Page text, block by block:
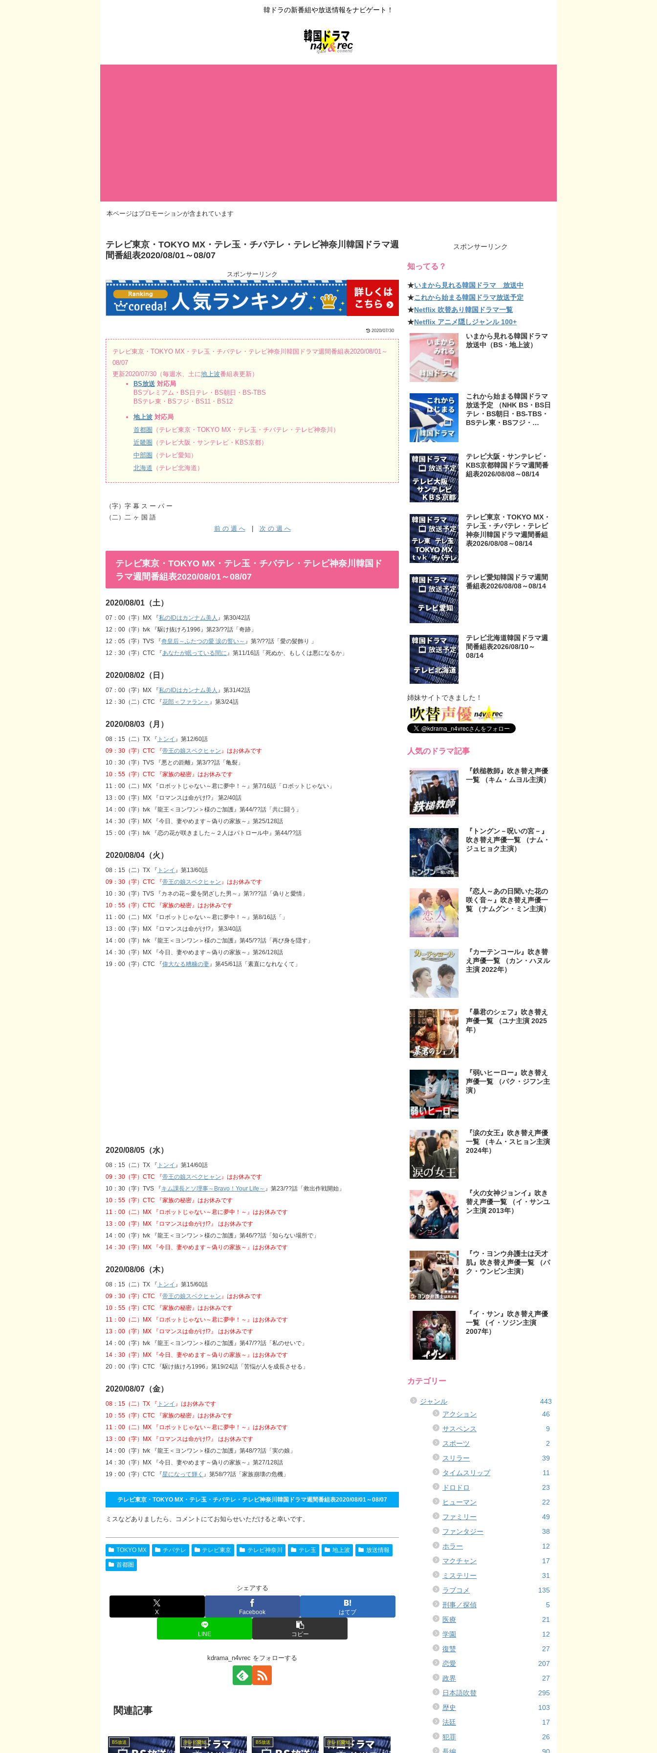
韓ドラの新番組や放送情報をナビゲート！
本ページはプロモーションが含まれています
テレビ東京・TOKYO MX・テレ玉・チバテレ・テレビ神奈川韓国ドラマ週
間番組表2020/08/01～08/07
スポンサーリンク
2020/07/30
テレビ東京・TOKYO MX・テレ玉・チバテレ・テレビ神奈川韓国ドラマ週間番組表2020/08/01～
08/07
更新2020/07/30（毎週水、土に地上波番組表更新）
BS放送対応局
BSプレミアム・BS日テレ・BS朝日・BS-TBS
BSテレ東・BSフジ・BS11・BS12
地上波対応局
首都圏
（テレビ東京・TOKYO MX・テレ玉・チバテレ・テレビ神奈川）
近畿圏
（テレビ大阪・サンテレビ・KBS京都）
中部圏
（テレビ愛知）
北海道 （テレビ北海道）
（字）字 幕 ス ー パ ー
（二）二 ヶ 国 語
前 の 週 へ| 次 の 週 へ
テレビ東京・TOKYO MX・テレ玉・チバテレ・テレビ神奈川韓国ド
ラマ週間番組表2020/08/01～08/07
2020/08/01（土）
07：00（字）MX 『私のIDはカンナム美人 』第30/42話
12：00（字）tvk 『駆け抜けろ1996』第23/??話「奇跡」
12：05（字）TVS 『奇皇后～ふたつの愛 涙の誓い～ 』第?/??話「愛の髪飾り 」
12：30（字）CTC 『あなたが眠っている間に』第11/16話「死ぬか、もしくは悪になるか」
2020/08/02（日）
07：00（字）MX 『私のIDはカンナム美人 』第31/42話
12：30（二）CTC 『花郎＜ファラン＞ 』第3/24話
2020/08/03（月）
08：15（二）TX 『 トンイ 』第12/60話
09：30（字）CTC 『帝王の娘スベクヒャン』はお休みです
10：30（字）TVS 『悪との距離』第3/??話「亀裂」
10：55（字）CTC 『家族の秘密』はお休みです
11：00（二）MX 『ロボットじゃない～君に夢中！～』第7/16話「ロボットじゃない」
13：00（字）MX 『ロマンスは命がけ!?』 第2/40話
14：00（字）tvk 『龍王＜ヨンワン＞様のご加護』第44/??話「共に闘う」
14：30（字）MX 『今日、妻やめます～偽りの家族～』第25/128話
15：00（字）tvk 『恋の花が咲きました～２人はパトロール中』第44/??話
2020/08/04（火）
08：15（二）TX 『 トンイ 』第13/60話
09：30（字）CTC 『帝王の娘スベクヒャン』はお休みです
10：30（字）TVS 『カネの花～愛を閉ざした男～』第?/??話「偽りと愛情」
10：55（字）CTC 『家族の秘密』はお休みです
11：00（二）MX 『ロボットじゃない～君に夢中！～』第8/16話「」
13：00（字）MX 『ロマンスは命がけ!?』 第3/40話
14：00（字）tvk 『龍王＜ヨンワン＞様のご加護』第45/??話「再び身を隠す」
14：30（字）MX 『今日、妻やめます～偽りの家族～』第26/128話
19：00（字）CTC 『偉大なる糟糠の妻』第45/61話「素直になれなくて」
2020/08/05（水）
08：15（二）TX 『 トンイ 』第14/60話
09：30（字）CTC 『帝王の娘スベクヒャン』はお休みです
10：30（字）TVS 『キム課長とソ理事～Bravo！Your Life～ 』第23/??話「救出作戦開始」
10：55（字）CTC 『家族の秘密』はお休みです
11：00（二）MX 『ロボットじゃない～君に夢中！～』はお休みです
13：00（字）MX 『ロマンスは命がけ!?』 はお休みです
14：00（字）tvk 『龍王＜ヨンワン＞様のご加護』第46/??話「知らない場所で」
14：30（字）MX 『今日、妻やめます～偽りの家族～』はお休みです
2020/08/06（木）
08：15（二）TX 『 トンイ 』第15/60話
09：30（字）CTC 『帝王の娘スベクヒャン』はお休みです
10：55（字）CTC 『家族の秘密』はお休みです
11：00（二）MX 『ロボットじゃない～君に夢中！～』はお休みです
13：00（字）MX 『ロマンスは命がけ!?』 はお休みです
14：00（字）tvk 『龍王＜ヨンワン＞様のご加護』第47/??話「私のせいで」
14：30（字）MX 『今日、妻やめます～偽りの家族～』はお休みです
20：00（字）CTC 『駆け抜けろ1996』第19/24話「苦悩が人を成長させる」
2020/08/07（金）
08：15（二）TX 『 トンイ 』はお休みです
10：55（字）CTC 『家族の秘密』はお休みです
11：00（二）MX 『ロボットじゃない～君に夢中！～』はお休みです
13：00（字）MX 『ロマンスは命がけ!?』 はお休みです
14：00（字）tvk 『龍王＜ヨンワン＞様のご加護』第48/??話「実の娘」
14：30（字）MX 『今日、妻やめます～偽りの家族～』第27/128話
19：00（字）CTC 『星になって輝く 』第58/??話「家族崩壊の危機」
テレビ東京・TOKYO MX・テレ玉・チバテレ・テレビ神奈川韓国ドラマ週間番組表2020/08/01～08/07
ミスなどありましたら、コメントにてお知らせいただけると幸いです。
TOKYO MX チバテレ テレビ東京 テレビ神奈川 テレ玉 地上波 放送情報
首都圏
シェアする
X Facebook はてブ
LINE コピー
kdrama_n4vrec をフォローする
関連記事
BS放送 テレビ愛知 BS放送 テレビ愛知
スポンサーリンク
知ってる？
★いまから見れる韓国ドラマ 放送中
★これから始まる韓国ドラマ放送予定
★Netflix 吹替あり韓国ドラマ一覧
★Netflix アニメ隠しジャンル 100+
いまから見れる韓国ドラマ
放送中（BS・地上波）
これから始まる韓国ドラマ
放送予定 （NHK BS・BS日
テレ・BS朝日・BS-TBS・
BSテレ東・BSフジ・
テレビ大阪・サンテレビ・
KBS京都・テレビ愛知・テ
レビ北海道）
テレビ大阪・サンテレビ・
KBS京都韓国ドラマ週間番
組表2026/08/08～08/14
テレビ東京・TOKYO MX・
テレ玉・チバテレ・テレビ
神奈川韓国ドラマ週間番組
表2026/08/08～08/14
テレビ愛知韓国ドラマ週間
番組表2026/08/08～08/14
テレビ北海道韓国ドラマ週
間番組表2026/08/10～
08/14
姉妹サイトできました！
人気のドラマ記事
『鉄槌教師』吹き替え声優
一覧 （キム・ムヨル主演）
『トングン－呪いの宮－』
吹き替え声優一覧 （ナム・
ジュヒョク主演）
『恋人～あの日聞いた花の
咲く音～』吹き替え声優一
覧 （ナムグン・ミン主演）
『カーテンコール』吹き替
え声優一覧 （カン・ハヌル
主演 2022年）
『暴君のシェフ』吹き替え
声優一覧 （ユナ主演 2025
年）
『弱いヒーロー』吹き替え
声優一覧 （パク・ジフン主
演）
『涙の女王』吹き替え声優
一覧 （キム・スヒョン主演
2024年）
『火の女神ジョンイ』吹き
替え声優一覧 （イ・サンユ
ン主演 2013年）
『ウ・ヨンウ弁護士は天才
肌』吹き替え声優一覧 （パ
ク・ウンビン主演）
『イ・サン』吹き替え声優
一覧 （イ・ソジン主演
2007年）
カテゴリー
ジャンル
443
アクション
46
サスペンス
9
スポーツ
2
スリラー
39
タイムスリップ
11
ドロドロ
23
ヒューマン
22
ファミリー
49
ファンタジー
38
ホラー
12
マクチャン
17
ミステリー
31
ラブコメ
135
刑事／探偵
5
医療
21
学園
12
復讐
27
恋愛
207
政界
27
日本語吹替
295
歴史
103
法廷
17
犯罪
26